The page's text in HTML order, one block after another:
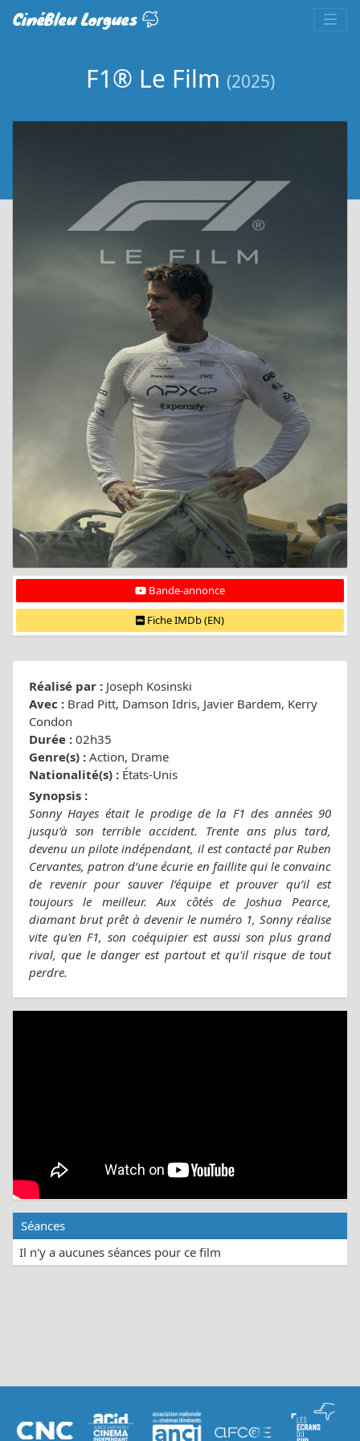
CinéBleu Lorgues
F1® Le Film (2025)
Bande-annonce
Fiche IMDb (EN)
Réalisé par : Joseph Kosinski
Avec : Brad Pitt, Damson Idris, Javier Bardem, Kerry
Condon
Durée : 02h35
Genre(s) : Action, Drame
Nationalité(s) : États-Unis
Synopsis :
Sonny Hayes était le prodige de la F1 des années 90
jusqu’à son terrible accident. Trente ans plus tard,
devenu un pilote indépendant, il est contacté par Ruben
Cervantes, patron d’une écurie en faillite qui le convainc
de revenir pour sauver l’équipe et prouver qu’il est
toujours le meilleur. Aux côtés de Joshua Pearce,
diamant brut prêt à devenir le numéro 1, Sonny réalise
vite qu'en F1, son coéquipier est aussi son plus grand
rival, que le danger est partout et qu'il risque de tout
perdre.
Séances
Il n'y a aucunes séances pour ce film